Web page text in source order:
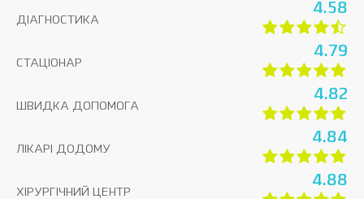
ДІАГНОСТИКА
4.58
СТАЦІОНАР
4.79
ШВИДКА ДОПОМОГА
4.82
ЛІКАРІ ДОДОМУ
4.84
ХІРУРГІЧНИЙ ЦЕНТР
4.88